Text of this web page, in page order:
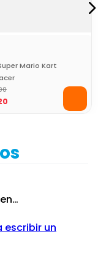
Mario Kart
escribir un